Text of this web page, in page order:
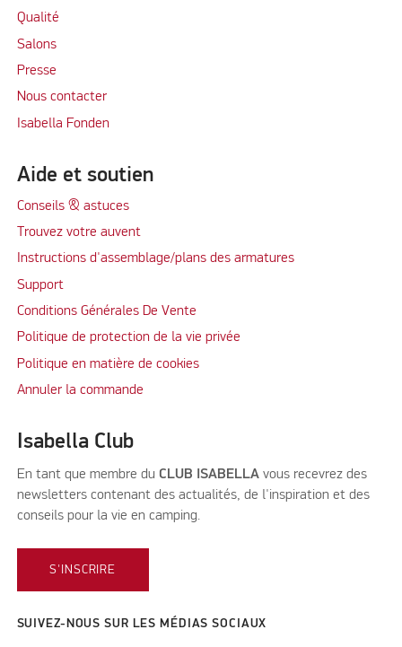
Qualité
Salons
Presse
Nous contacter
Isabella Fonden
Aide et soutien
Conseils & astuces
Trouvez votre auvent
Instructions d'assemblage/plans des armatures
Support
Conditions Générales De Vente
Politique de protection de la vie privée
Politique en matière de cookies
Annuler la commande
Isabella Club
En tant que membre du CLUB ISABELLA vous recevrez des
newsletters contenant des actualités, de l'inspiration et des
conseils pour la vie en camping.
S'INSCRIRE
SUIVEZ-NOUS SUR LES MÉDIAS SOCIAUX